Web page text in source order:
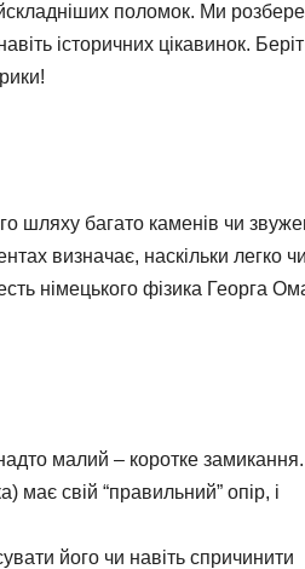
поломок. Ми
історичних цікавинок.
шляху багато каменів чи
визначає, наскільки легко
німецького фізика Георга
малий – коротке замикання.
має свій “правильний” опір, і
його чи навіть спричинити